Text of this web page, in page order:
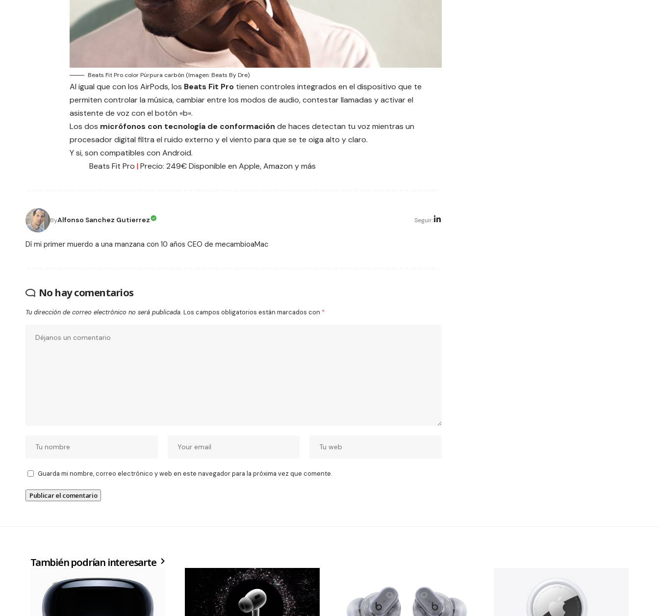
Beats Fit Pro color Púrpura carbón (Imagen: Beats By Dre)
Al igual que con los AirPods, los Beats Fit Pro tienen controles integrados en el dispositivo que te
permiten controlar la música, cambiar entre los modos de audio, contestar llamadas y activar el
asistente de voz con el botón «b».
Los dos micrófonos con tecnología de conformación de haces detectan tu voz mientras un
procesador digital filtra el ruido externo y el viento para que se te oiga alto y claro.
Y si, son compatibles con Android.
Beats Fit Pro |Precio: 249€ Disponible en Apple,Amazon y más
ByAlfonso Sanchez Gutierrez Seguir:
Dí mi primer muerdo a una manzana con 10 años CEO de mecambioaMac
No hay comentarios
Tu dirección de correo electrónico no será publicada. Los campos obligatorios están marcados con *
Guarda mi nombre, correo electrónico y web en este navegador para la próxima vez que comente.
También podrían interesarte